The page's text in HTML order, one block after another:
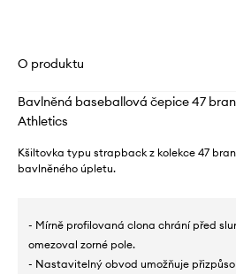
O produktu
Bavlněná baseballová čepice 47
Athletics
Kšiltovka typu strapback z kolekce 47
bavlněného úpletu.
- Mírně profilovaná clona chrání před
omezoval zorné pole.
- Nastavitelný obvod umožňuje